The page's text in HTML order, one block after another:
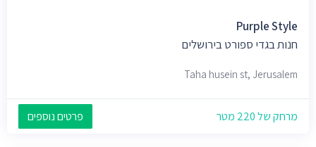
Purple Style
חנות בגדי ספורט בירושלים
Taha husein st, Jerusalem
מרחק של 220 מטר פרטים נוספים